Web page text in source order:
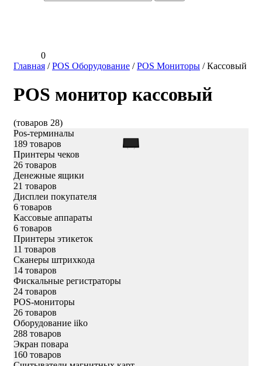
0
Главная /POS Оборудование /POS Мониторы /Кассовый
POS монитор кассовый
(товаров 28)
Pos-терминалы
189 товаров
Принтеры чеков
26 товаров
Денежные ящики
21 товаров
Дисплеи покупателя
6 товаров
Кассовые аппараты
6 товаров
Принтеры этикеток
11 товаров
Сканеры штрихкода
14 товаров
Фискальные регистраторы
24 товаров
POS-мониторы
26 товаров
Оборудование iiko
288 товаров
Экран повара
160 товаров